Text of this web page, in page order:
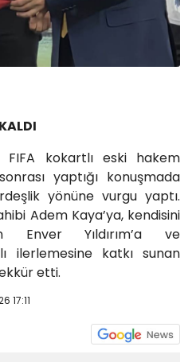
FIFA kokartlı eski hakem
yaptığı konuşmada
yönüne vurgu yaptı.
Adem Kaya’ya, kendisini
Yıldırım’a ve
ilerlemesine katkı sunan
etti.
17:11